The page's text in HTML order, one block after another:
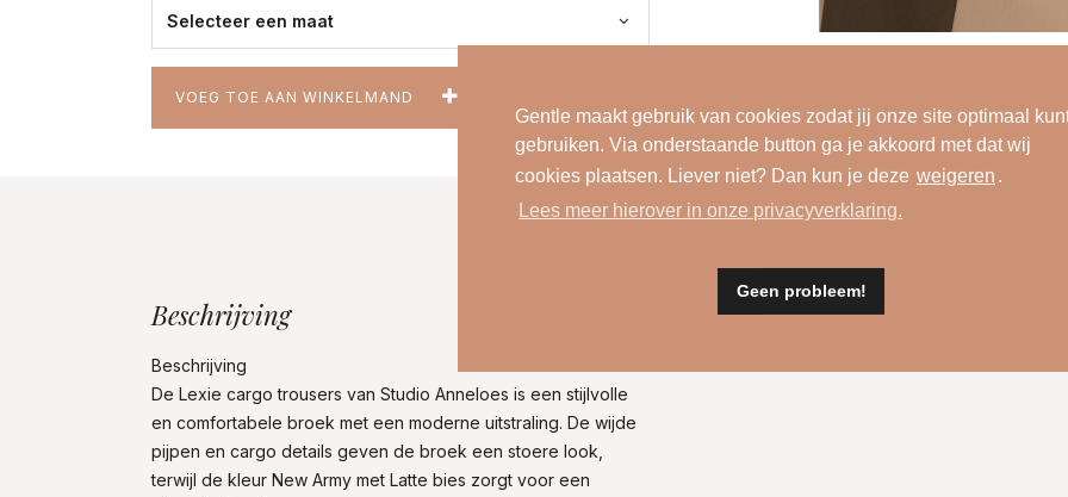
Gentle maakt gebruik van cookies zodat jij onze site optimaal
gebruiken. Via onderstaande button ga je akkoord met dat wij
cookies plaatsen. Liever niet? Dan kun je deze weigeren .
Lees meer hierover in onze privacyverklaring.
Geen probleem!
VOEG TOE AAN WINKELMAND
Beschrijving
Beschrijving
De Lexie cargo trousers van Studio Anneloes is een stijlvolle
en comfortabele broek met een moderne uitstraling. De wijde
pijpen en cargo details geven de broek een stoere look,
terwijl de kleur New Army met Latte bies zorgt voor een
Wasinformatie